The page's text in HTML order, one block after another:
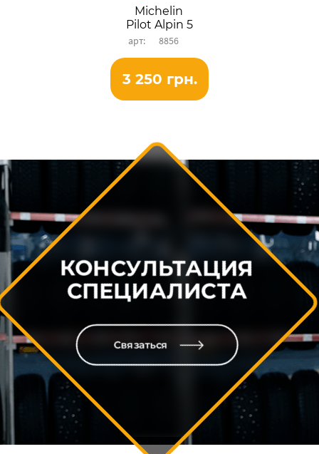
Michelin
Pilot Alpin 5
8856
3 250 грн.
КОНСУЛЬТАЦИЯ
СПЕЦИАЛИСТА
Связаться